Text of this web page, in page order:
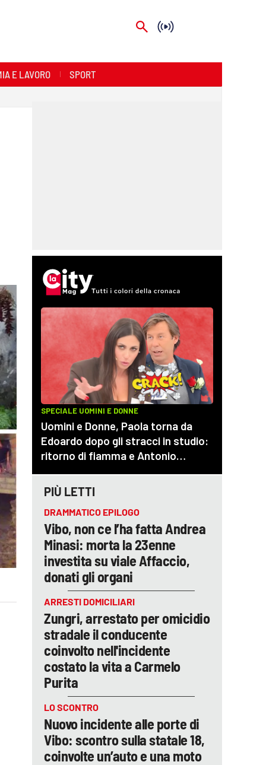
E LAVORO SPORT
PIÙ LETTI
DRAMMATICO EPILOGO
Vibo, non ce l’ha fatta Andrea
Minasi: morta la 23enne
investita su viale Affaccio,
donati gli organi
ARRESTI DOMICILIARI
Zungri, arrestato per omicidio
stradale il conducente
coinvolto nell'incidente
costato la vita a Carmelo
Purita
LO SCONTRO
Nuovo incidente alle porte di
Vibo: scontro sulla statale 18,
coinvolte un’auto e una moto